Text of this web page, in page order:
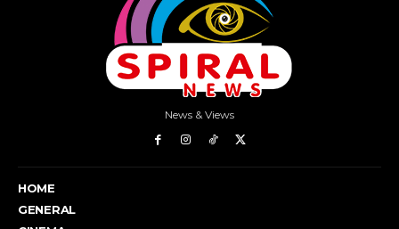
News & Views
HOME
GENERAL